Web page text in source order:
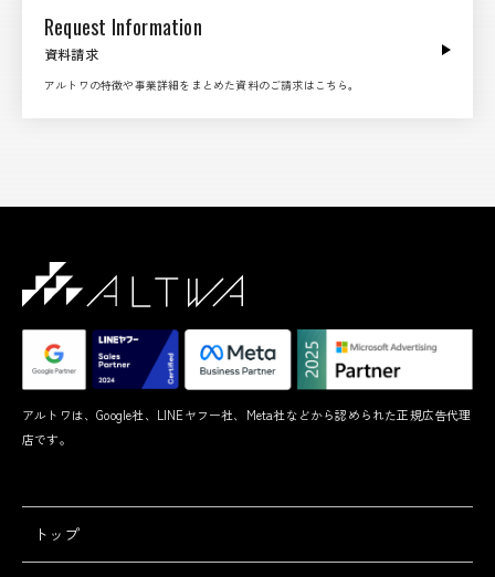
Request Information
資料請求
アルトワの特徴や事業詳細をまとめた資料のご請求はこちら。
アルトワは、Google社、LINEヤフー社、Meta社などから認められた正規広告代理
店です。
トップ